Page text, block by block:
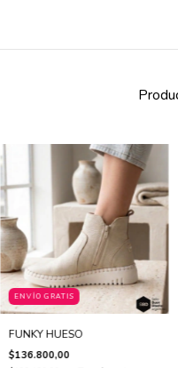
ENVÍO GRATIS
FUNKY HUESO
$136.800,00